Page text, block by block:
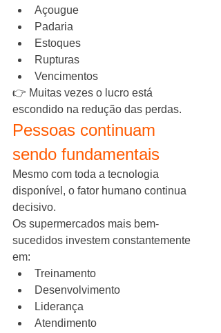
Açougue
Padaria
Estoques
Rupturas
Vencimentos
👉 Muitas vezes o lucro está
escondido na redução das perdas.
Pessoas continuam
sendo fundamentais
Mesmo com toda a tecnologia
disponível, o fator humano continua
decisivo.
Os supermercados mais bem-
sucedidos investem constantemente
em:
Treinamento
Desenvolvimento
Liderança
Atendimento